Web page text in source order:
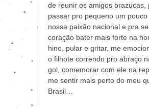
de reunir os amigos brazucas,
passar pro pequeno um pouco
nossa paixão nacional e pra
coração bater mais forte na
hino, pular e gritar, me
o filhote correndo pro abraço
gol, comemorar com ele na
me sentir mais perto do meu
Brasil…